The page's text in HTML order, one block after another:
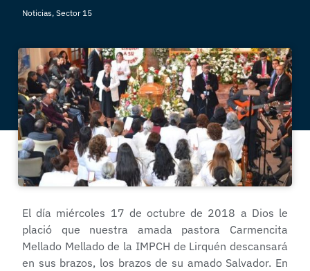
Noticias, Sector 15
El día miércoles 17 de octubre de 2018 a Dios le
plació que nuestra amada pastora Carmencita
Mellado Mellado de la IMPCH de Lirquén descansará
en sus brazos, los brazos de su amado Salvador. En